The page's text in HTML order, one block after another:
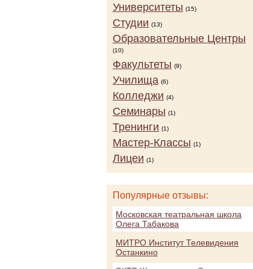
Университеты (15)
Студии (13)
Образовательные Центры
(10)
Факультеты (9)
Училища (6)
Колледжи (4)
Семинары (1)
Тренинги (1)
Мастер-Классы (1)
Лицеи (1)
Популярные отзывы:
Московская театральная школа
Олега Табакова
МИТРО Институт Телевидения
Останкино